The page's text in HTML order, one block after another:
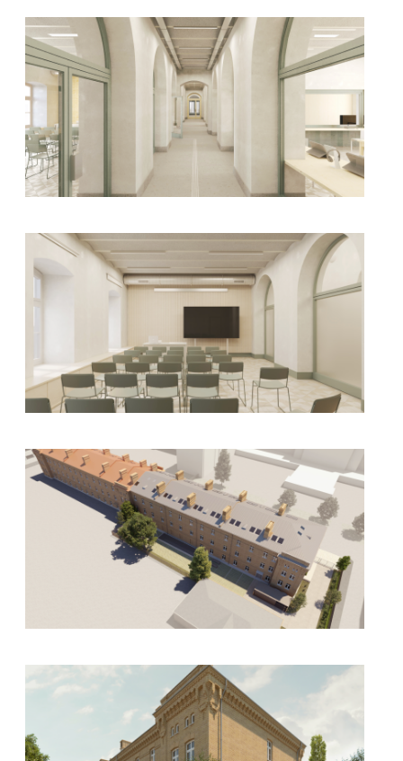
kliknięcie spowoduje powiększenie zdjęcia w galerii
kliknięcie spowoduje powiększenie zdjęcia w galerii
kliknięcie spowoduje powiększenie zdjęcia w galerii
kliknięcie spowoduje powiększenie zdjęcia w galerii